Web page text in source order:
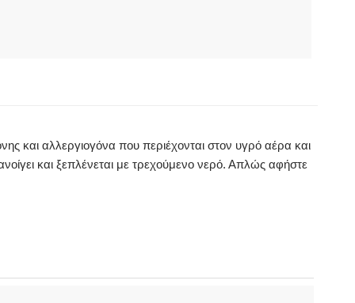
και αλλεργιογόνα που περιέχονται στον υγρό αέρα και
και ξεπλένεται με τρεχούμενο νερό. Απλώς αφήστε